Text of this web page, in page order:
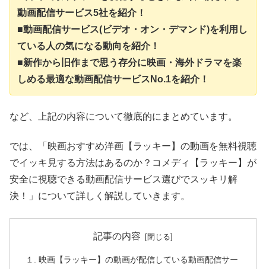
動画配信サービス5社を紹介！
■動画配信サービス(ビデオ・オン・デマンド)を利用し
ている人の気になる動向を紹介！
■新作から旧作まで思う存分に映画・海外ドラマを楽
しめる最適な動画配信サービスNo.1を紹介！
など、上記の内容について徹底的にまとめています。
では、「映画おすすめ洋画【ラッキー】の動画を無料視聴
でイッキ見する方法はあるのか？コメディ【ラッキー】が
安全に視聴できる動画配信サービス選びでスッキリ解
決！」について詳しく解説していきます。
記事の内容
１. 映画【ラッキー】の動画が配信している動画配信サー